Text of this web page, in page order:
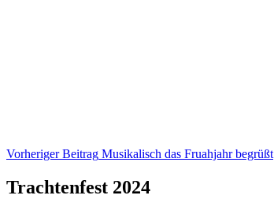
Beitragsnavigation
Vorheriger Beitrag Musikalisch das Fruahjahr begrüßt
Trachtenfest 2024